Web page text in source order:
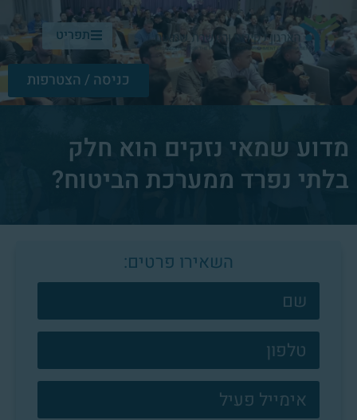
תפריט
כניסה / הצטרפות
מדוע שמאי נזקים הוא חלק
בלתי נפרד ממערכת הביטוח?
השאירו פרטים:
צרו
קשר
פוטר